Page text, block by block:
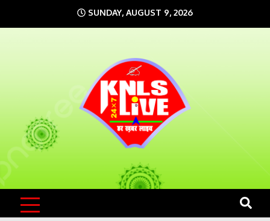
to
SUNDAY, AUGUST 9, 2026
KNLS LIVE
India`s No.1 News Portal